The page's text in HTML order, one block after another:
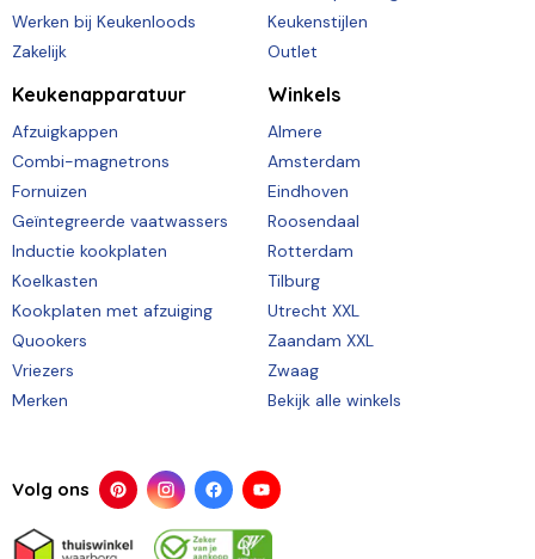
Werken bij Keukenloods
Zakelijk
Keukenstijlen
Outlet
Keukenapparatuur
Afzuigkappen
Combi-magnetrons
Fornuizen
Geïntegreerde vaatwassers
Inductie kookplaten
Koelkasten
Kookplaten met afzuiging
Quookers
Vriezers
Merken
Winkels
Almere
Amsterdam
Eindhoven
Roosendaal
Rotterdam
Tilburg
Utrecht XXL
Zaandam XXL
Zwaag
Bekijk alle winkels
Volg ons